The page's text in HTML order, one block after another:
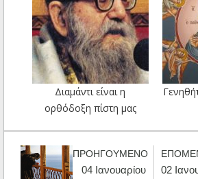
Διαμάντι είναι η
ορθόδοξη πίστη μας
ΠΡΟΗΓΟΥΜΕΝΟ
04 Ιανουαρίου
02